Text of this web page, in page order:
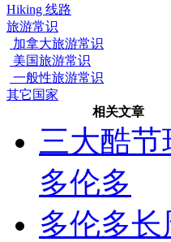
Hiking 线路
旅游常识
加拿大旅游常识
美国旅游常识
一般性旅游常识
其它国家
相关文章
三大酷节
多伦多
多伦多长